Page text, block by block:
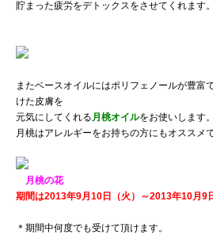
貯まった疲労をデトックスをさせてくれます。
またベースオイルにはポリフェノールが豊富
けた皮膚を
元気にしてくれる 月桃オイルをお使いします。
月桃はアレルギーをお持ちの方にもオススメ
月桃の花
期間は2013年9月10日（火）～2013年10月9
＊期間中何度でも受けて頂けます。